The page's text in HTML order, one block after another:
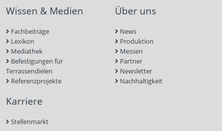
Wissen & Medien
Fachbeiträge
Lexikon
Mediathek
Befestigungen für
Terrassendielen
Referenzprojekte
Über uns
News
Produktion
Messen
Partner
Newsletter
Nachhaltigkeit
Karriere
Stellenmarkt